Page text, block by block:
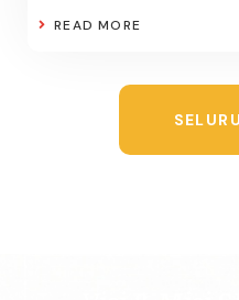
READ MORE